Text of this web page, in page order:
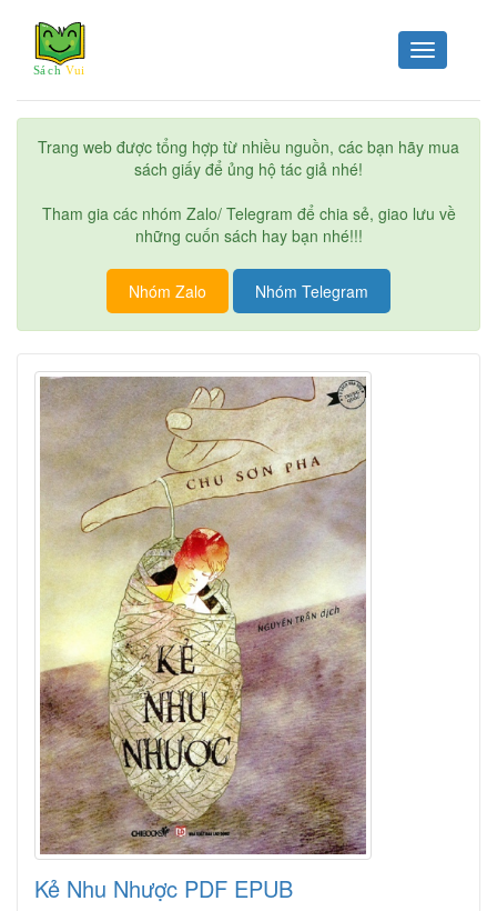
Toggle
navigation
Trang web được tổng hợp từ nhiều nguồn, các bạn hãy mua
sách giấy để ủng hộ tác giả nhé!
Tham gia các nhóm Zalo/ Telegram để chia sẻ, giao lưu về
những cuốn sách hay bạn nhé!!!
Nhóm Zalo Nhóm Telegram
Kẻ Nhu Nhược PDF EPUB